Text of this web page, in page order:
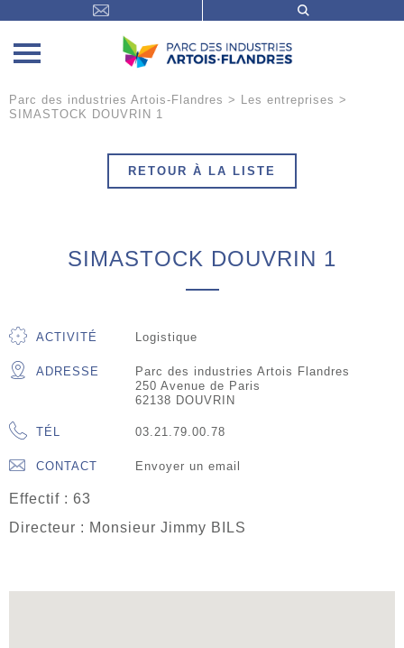
Parc des industries Artois-Flandres > Les entreprises >
SIMASTOCK DOUVRIN 1
RETOUR À LA LISTE
SIMASTOCK DOUVRIN 1
ACTIVITÉ Logistique
ADRESSE
Parc des industries Artois Flandres
250 Avenue de Paris
62138 DOUVRIN
TÉL 03.21.79.00.78
CONTACT Envoyer un email
Effectif : 63
Directeur : Monsieur Jimmy BILS